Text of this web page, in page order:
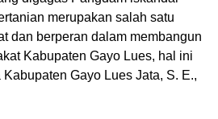
merupakan salah satu
dan berperan dalam membangun
Kabupaten Gayo Lues, hal ini
Gayo Lues Jata, S. E.,